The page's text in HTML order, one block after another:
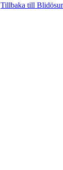
Tillbaka till